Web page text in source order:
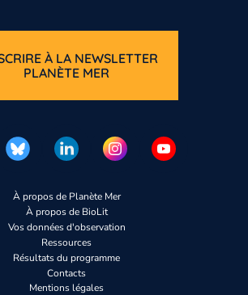
À propos de Planète Mer
À propos de BioLit
Vos données d'observation
Ressources
Résultats du programme
Contacts
Mentions légales
À LA NEWSLETTER
PLANÈTE MER